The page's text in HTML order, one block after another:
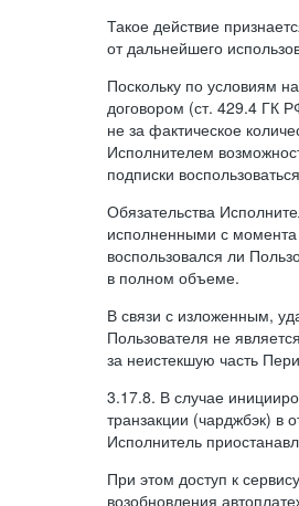
Такое действие
от дальнейшего
Поскольку по условиям
договором (ст. 429.4 ГК
не за фактическое
Исполнителем
подписки
Обязательства
исполненными с момента
воспользовался ли
в полном объеме.
В связи с изложенным,
Пользователя не
за неистекшую часть
3.17.8. В случае
транзакции (чарджбэк) в
Исполнитель
При этом доступ к
возобновления